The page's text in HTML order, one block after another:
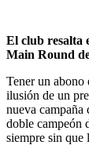
El club resalta
Main Round
Tener un abono
ilusión de un
nueva campaña
doble campeón
siempre sin que